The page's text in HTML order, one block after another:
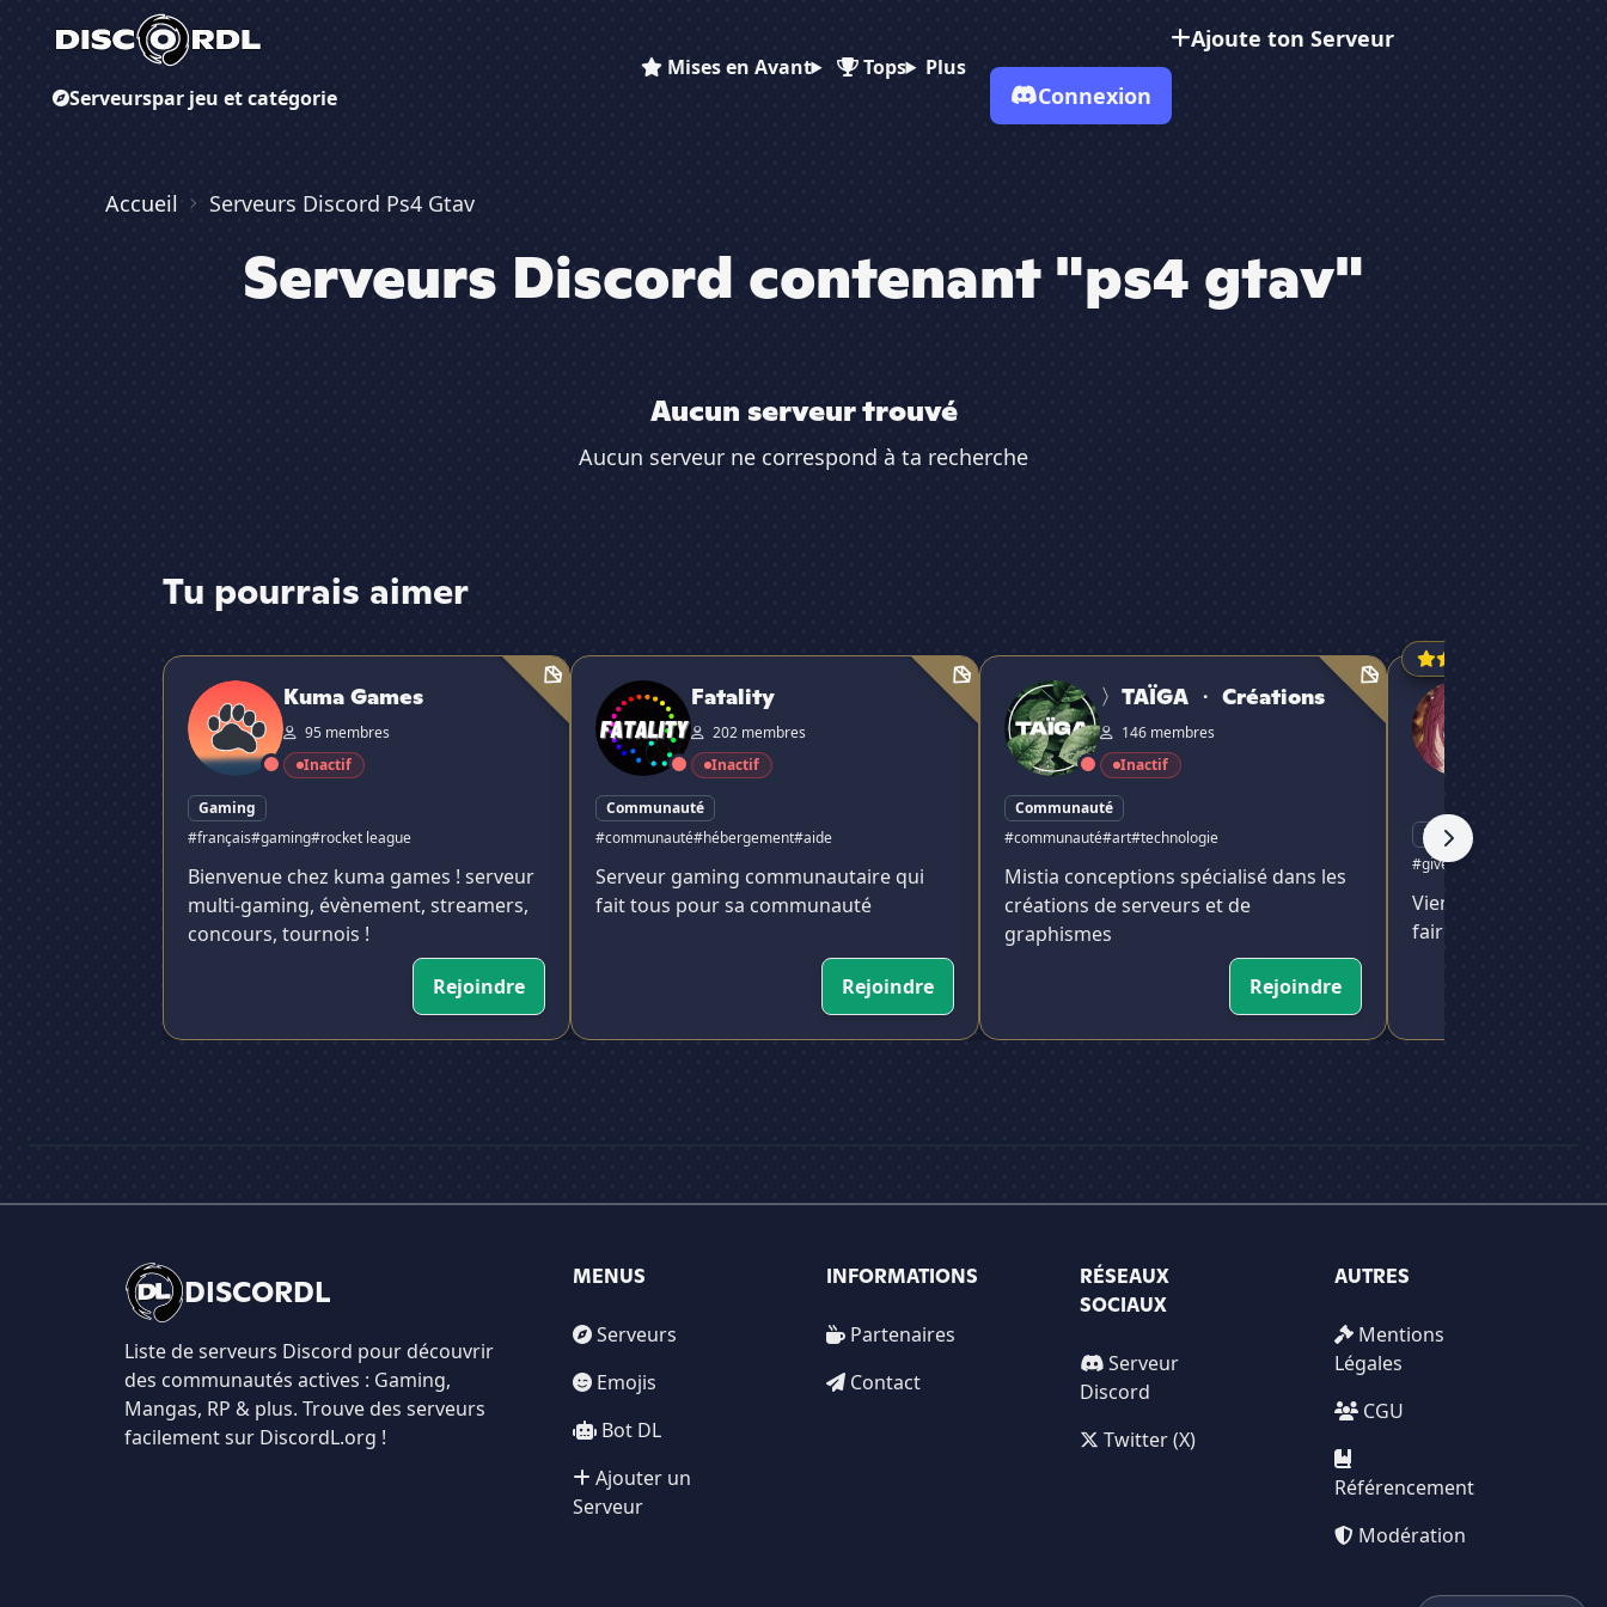
Serveurspar jeu et catégorie
Mises en Avant Tops Plus
Ajoute ton Serveur
Connexion
Accueil Serveurs Discord Ps4 Gtav
Serveurs Discord contenant "ps4 gtav"
Aucun serveur trouvé
Aucun serveur ne correspond à ta recherche
Tu pourrais aimer
Kuma Games
Kuma Games
95 membres
Inactif
Gaming
#français#gaming#rocket league
Bienvenue chez kuma games ! serveur
multi-gaming, évènement, streamers,
concours, tournois !
Rejoindre
Fatality
Fatality
202 membres
Inactif
Communauté
#communauté#hébergement#aide
Serveur gaming communautaire qui
fait tous pour sa communauté
Rejoindre
〉TAÏGA ・ Créations
〉TAÏGA ・ Créations
146 membres
Inactif
Communauté
#communauté#art#technologie
Mistia conceptions spécialisé dans les
créations de serveurs et de
graphismes
Rejoindre
LoveSpirit ♡ Nitro ♡
Rencontres
#giveaways
Vient faire des
faire des amis et + si
✕
DISCORDL
Liste de serveurs Discord pour découvrir
des communautés actives : Gaming,
Mangas, RP & plus. Trouve des serveurs
facilement sur DiscordL.org !
MENUS
Serveurs
Emojis
Bot DL
Ajouter un
Serveur
INFORMATIONS
Partenaires
Contact
RÉSEAUX
SOCIAUX
Serveur
Discord
Twitter (X)
AUTRES
Mentions
Légales
CGU
Référencement
Modération